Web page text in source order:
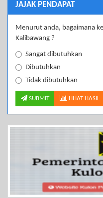
JAJAK PENDAPAT
Menurut anda, bagaimana
Kalibawang ?
Sangat dibutuhkan
Dibutuhkan
Tidak dibutuhkan
SUBMIT LIHAT HASIL